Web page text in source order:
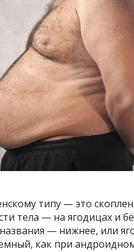
типу — это
тела — на ягодицах и
— нижнее, или
как при